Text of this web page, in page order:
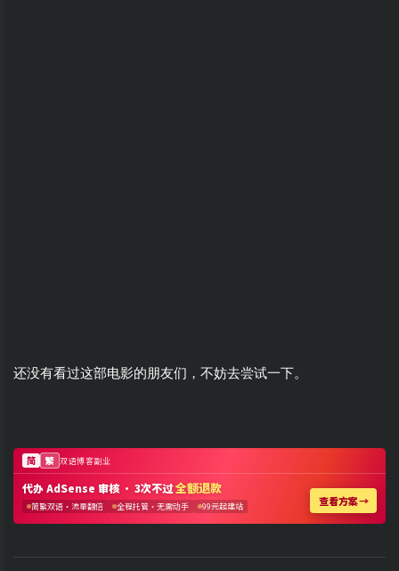
还没有看过这部电影的朋友们，不妨去尝试一下。